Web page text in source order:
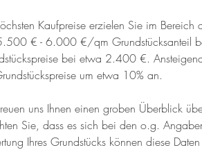
Kaufpreise erzielen Sie im
€ - 6.000 €/qm Grundstücksanteil
bei etwa 2.400 €.
um etwa 10% an.
uns Ihnen einen groben Überblick
Sie, dass es sich bei den o.g.
Ihres Grundstücks können diese